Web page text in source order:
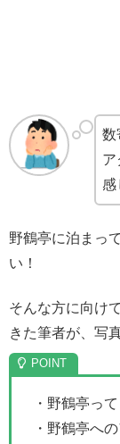
数
ア
感
野鶴亭に泊まっ
い！
そんな方に向け
きた筆者が、写
・野鶴亭っ
・野鶴亭へ